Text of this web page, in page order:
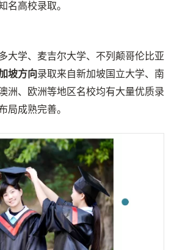
名高校录取。
大学、麦吉尔大学、不列颠哥伦比亚
坡方向录取来自新加坡国立大学、南
洲、欧洲等地区名校均有大量优质录
局成熟完善。